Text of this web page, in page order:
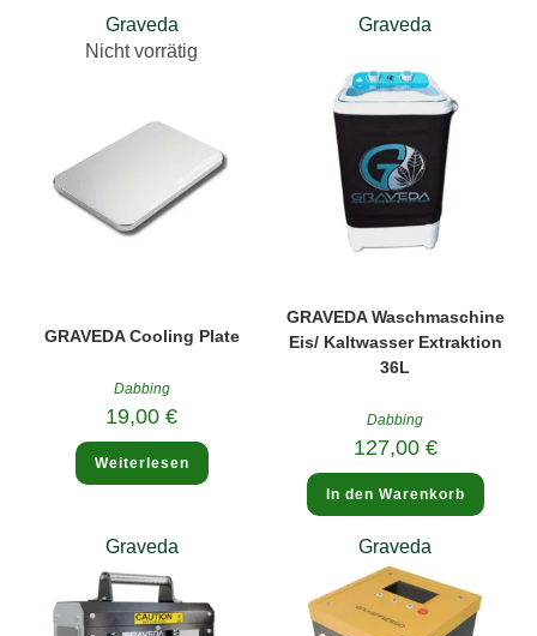
Graveda
Nicht vorrätig
GRAVEDA Cooling Plate
Dabbing
19,00€
Weiterlesen
Graveda
GRAVEDA Waschmaschine
Eis/ Kaltwasser Extraktion
36L
Dabbing
127,00 €
In den Warenkorb
Graveda Graveda